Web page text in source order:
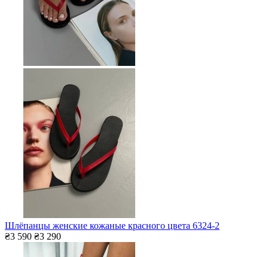
Шлёпанцы женские кожаные красного цвета 6324-2
₴3 590 ₴3 290